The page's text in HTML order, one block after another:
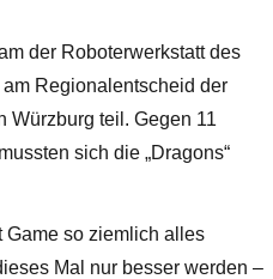
der Roboterwerkstatt des
Regionalentscheid der
Würzburg teil. Gegen 11
sich die „Dragons“
Game so ziemlich alles
Mal nur besser werden –